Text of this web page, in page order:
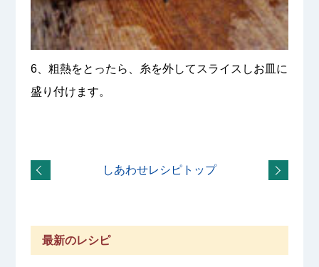
6、粗熱をとったら、糸を外してスライスしお皿に
盛り付けます。
しあわせレシピトップ
最新のレシピ